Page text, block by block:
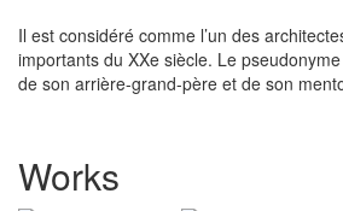
Il est considéré comme l’un des
importants du XXe siècle. Le
de son arrière-grand-père et de son
Works